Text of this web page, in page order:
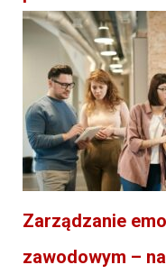
Zarządzanie
zawodowym –